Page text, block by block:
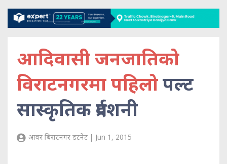
आदिवासी जनजातिको
विराटनगरमा पहिलोपल्ट
सास्कृतिक प्रर्दशनी
आवर बिराटनगर डटनेट | Jun 1, 2015